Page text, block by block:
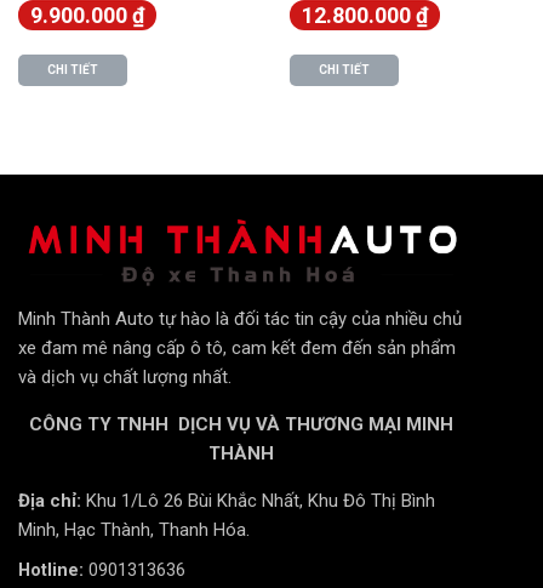
Bảng giá Phim cách nhiệt ô tô LLumar gói Cao Cấp cho
So với các sản phẩm cùng phân khúc, gói Cao cấp –
Premium của LLumar có giá trị sử dụng cao so với giá
thành mà khách hàng phải bỏ ra, phù hợp nhất với các
4 lý do nên dán phim cách nhiệt LLumar
cho ô tô
9.900.000₫
CHI TIẾT
12.800.000₫
CHI TIẾT
Minh Thành Auto tự hào là đối tác tin cậy của nhiều chủ
xe đam mê nâng cấp ô tô, cam kết đem đến sản phẩm
và dịch vụ chất lượng nhất.
CÔNG TY TNHH DỊCH VỤ VÀ THƯƠNG MẠI MINH
THÀNH
Địa chỉ: Khu 1/Lô 26 Bùi Khắc Nhất, Khu Đô Thị Bình
Minh, Hạc Thành, Thanh Hóa.
Hotline: 0901313636